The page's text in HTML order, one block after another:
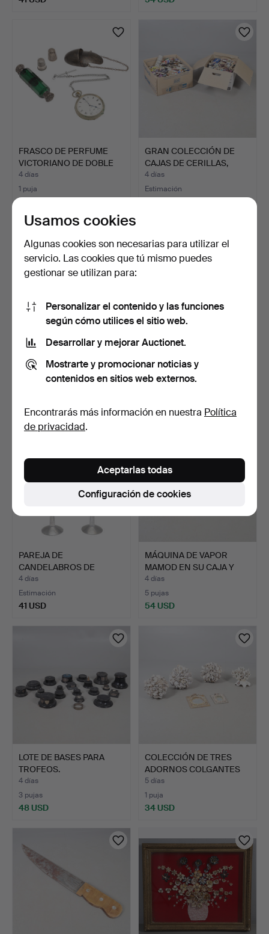
FRASCO DE PERFUME
VICTORIANO DE DOBLE
EXTR…
4 días
1 puja
54 USD
GRAN COLECCIÓN DE
CAJAS DE CERILLAS,
LIBRO…
4 días
Estimación
INCLUYENDO
TABAQUERA Y PO…
BANDERINES.
4 días
PAREJA DE
CANDELABROS DE
METAL.
4 días
Estimación
41 USD
MÁQUINA DE VAPOR
MAMOD EN SU CAJA Y
OBJETO…
4 días
5 pujas
54 USD
LOTE DE BASES PARA
TROFEOS.
4 días
3 pujas
48 USD
COLECCIÓN DE TRES
ADORNOS COLGANTES
DE CON…
5 días
1 puja
34 USD
Usamos cookies
Algunas cookies son necesarias para utilizar el
servicio. Las cookies que tú mismo puedes
gestionar se utilizan para:
Personalizar el contenido y las funciones
según cómo utilices el sitio web.
Desarrollar y mejorar Auctionet.
Mostrarte y promocionar noticias y
contenidos en sitios web externos.
Encontrarás más información en nuestra Política
de privacidad.
Configuración de cookies
Aceptarlas todas